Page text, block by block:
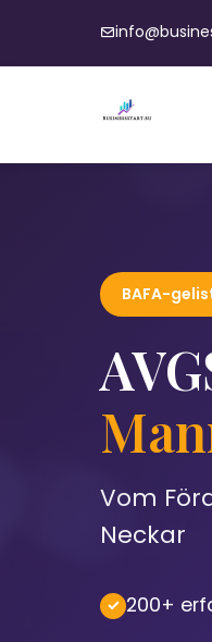
BAFA-
Vom
Neckar
200+